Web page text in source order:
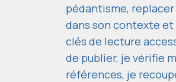
pédantisme,
dans son contexte et
clés de lecture
de publier, je vérifie
références, je